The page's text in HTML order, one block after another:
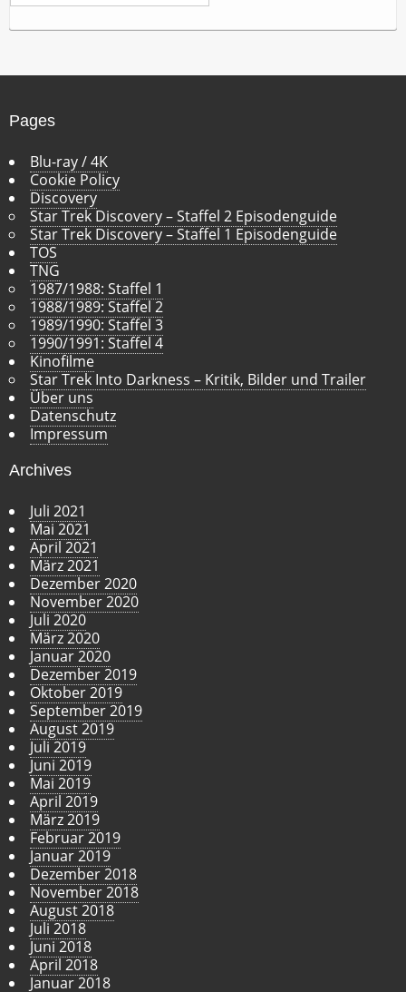
r
v
Pages
Blu-ray / 4K
Cookie Policy
Discovery
Star Trek Discovery – Staffel 2 Episodenguide
Star Trek Discovery – Staffel 1 Episodenguide
TOS
TNG
1987/1988: Staffel 1
1988/1989: Staffel 2
1989/1990: Staffel 3
1990/1991: Staffel 4
Kinofilme
Star Trek Into Darkness – Kritik, Bilder und Trailer
Über uns
Datenschutz
Impressum
Archives
Juli 2021
Mai 2021
April 2021
März 2021
Dezember 2020
November 2020
Juli 2020
März 2020
Januar 2020
Dezember 2019
Oktober 2019
September 2019
August 2019
Juli 2019
Juni 2019
Mai 2019
April 2019
März 2019
Februar 2019
Januar 2019
Dezember 2018
November 2018
August 2018
Juli 2018
Juni 2018
April 2018
Januar 2018